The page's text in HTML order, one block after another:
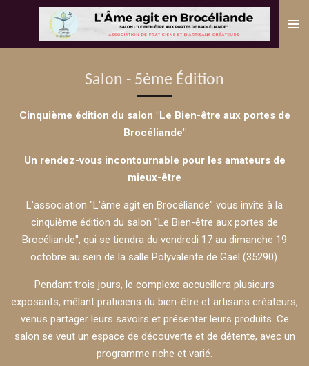
contenu
Salon - 5ème Édition
Cinquième édition du salon "Le Bien-être aux portes de
Brocéliande"
Un rendez-vous incontournable pour les amateurs de
mieux-être
L'association "L'âme agit en Brocéliande" vous invite à la
cinquième édition du salon "Le Bien-être aux portes de
Brocéliande", qui se tiendra du vendredi 17 au dimanche 19
octobre au sein de la salle Polyvalente de Gaël (35290).
Pendant trois jours, le complexe accueillera plusieurs
exposants, mêlant praticiens du bien-être et artisans créateurs,
venus partager leurs savoirs et présenter leurs produits. Ce
salon se veut un espace de découverte et de détente, avec un
programme riche et varié.